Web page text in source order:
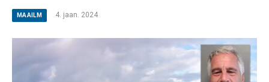
MAAILM 4. jaan. 2024